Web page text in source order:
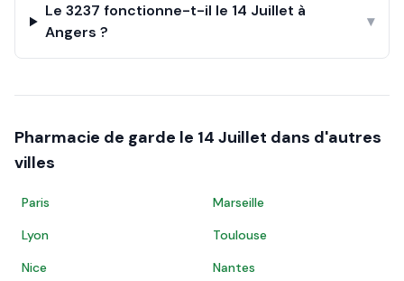
Le 3237 fonctionne-t-il le 14 Juillet à
Angers ?
▾
Pharmacie de garde le 14 Juillet dans d'autres
villes
Paris
Marseille
Lyon
Toulouse
Nice
Nantes